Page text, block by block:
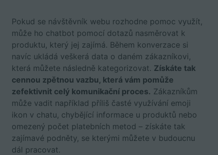
Pokud se návštěvník webu rozhodne pomoc využít,
může ho chatbot pomocí dotazů nasměrovat k
produktu, který jej zajímá. Během konverzace si
navíc ukládá veškerá data o daném zákazníkovi,
která můžete následně kategorizovat. Získáte tak
cennou zpětnou vazbu, která vám pomůže
zefektivnit celý komunikační proces. Zákazníkům
může vadit například příliš časté využívání emoji
ikon v chatu, chybějící informace u produktů nebo
omezený počet platebních metod –⁠ získáte tak
zajímavé podněty, se kterými můžete v budoucnu
dál pracovat.